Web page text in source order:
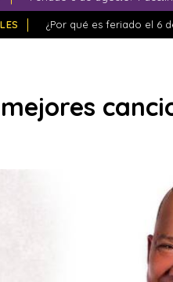
¿Por qué es feriado el 6